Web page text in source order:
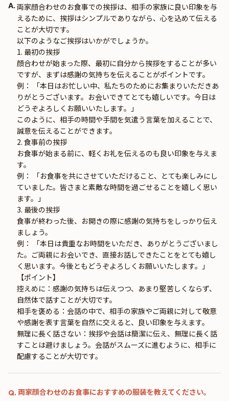
A. 両家顔合わせのお食事での挨拶は、相手の家族に良い印象を与
えるために、挨拶はシンプルでありながら、心を込めて伝える
ことが大切です。
以下のようなご挨拶はいかがでしょうか。
1. 最初の挨拶
顔合わせが始まった際、最初に自分から挨拶をすることが多い
ですが、まずは感謝の気持ちを伝えることがポイントです。
例： 「本日はお忙しい中、私たちのためにお集まりいただきあ
りがとうございます。お会いできてとても嬉しいです。今日は
どうぞよろしくお願いいたします。」
このように、相手の時間や手間を気遣う言葉を加えることで、
誠意を伝えることができます。
2. 食事前の挨拶
お食事が始まる前に、軽くお礼を伝えるのも良い印象を与えま
す。
例： 「お食事を共にさせていただけること、とても楽しみにし
ていました。皆さまと素敵な時間を過ごせることを嬉しく思い
ます。」
3. 最後の挨拶
食事が終わった後、お開きの際に感謝の気持ちをしっかり伝え
ましょう。
例： 「本日は貴重なお時間をいただき、ありがとうございまし
た。ご両親にお会いでき、直接お話しできたことをとても嬉し
く思います。今後ともどうぞよろしくお願いいたします。」
【ポイント】
控えめに：感謝の気持ちは伝えつつ、あまり堅苦しくならず、
自然体で話すことが大切です。
相手を褒める：会話の中で、相手の家族やご両親に対して敬意
や感謝を表す言葉を自然に交えると、良い印象を与えます。
無理に長く話さない：挨拶や会話は簡潔に伝え、無理に長く話
すことは避けましょう。会話がスムーズに進むように、相手に
配慮することが大切です。
Q. 両家顔合わせのお食事におすすめの服装を教えてください。